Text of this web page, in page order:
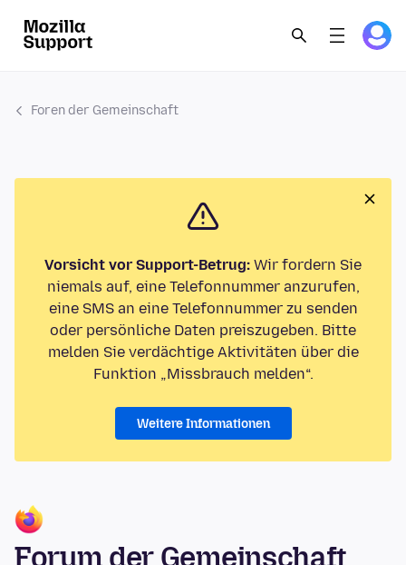
Foren der Gemeinschaft
Vorsicht vor Support-Betrug: Wir fordern Sie
niemals auf, eine Telefonnummer anzurufen,
eine SMS an eine Telefonnummer zu senden
oder persönliche Daten preiszugeben. Bitte
melden Sie verdächtige Aktivitäten über die
Funktion „Missbrauch melden“.
Weitere Informationen